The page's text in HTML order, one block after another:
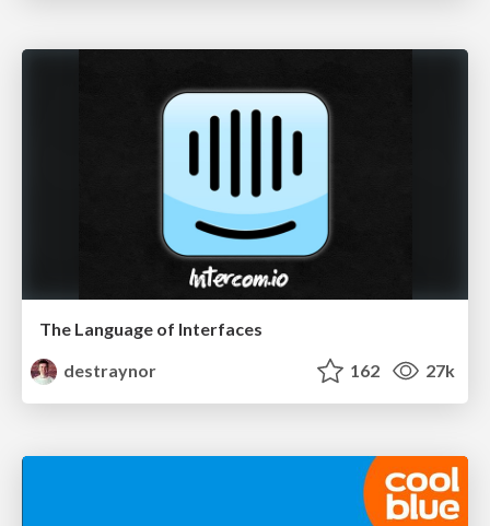
The Language of Interfaces
destraynor
162 27k